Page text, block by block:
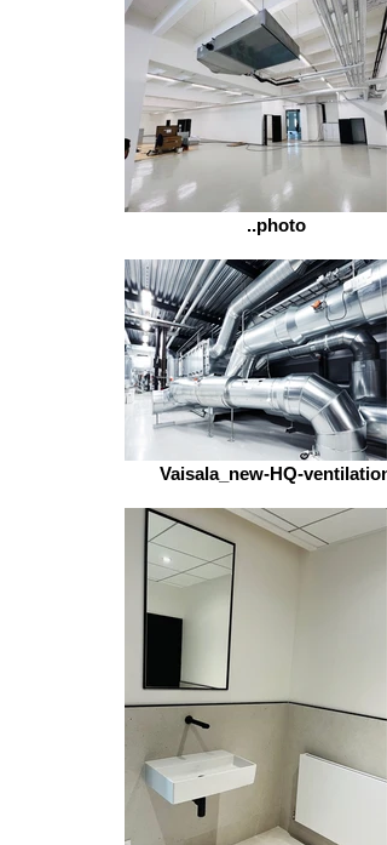
..photo
Vaisala_new-HQ-ventilation